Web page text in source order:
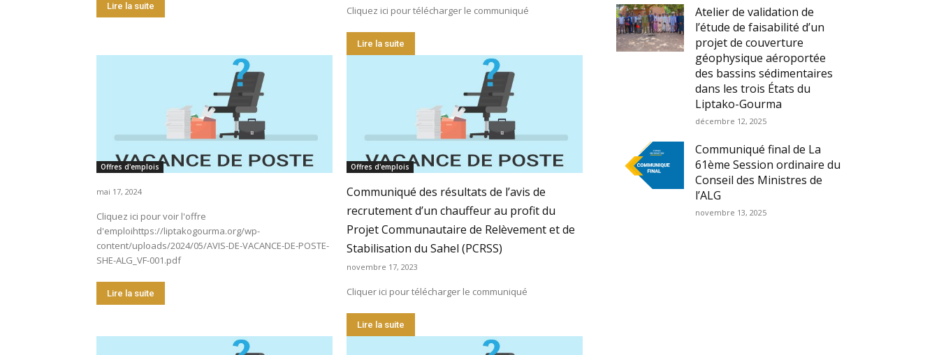
Lire la suite Cliquez ici pour télécharger le communiqué
Lire la suite
Offres d'emplois
mai 17, 2024
Cliquez ici pour voir l'offre
d'emploihttps://liptakogourma.org/wp-
content/uploads/2024/05/AVIS-DE-VACANCE-DE-POSTE-
SHE-ALG_VF-001.pdf
Lire la suite
Offres d'emplois
Communiqué des résultats de l’avis de
recrutement d’un chauffeur au profit du
Projet Communautaire de Relèvement et de
Stabilisation du Sahel (PCRSS)
novembre 17, 2023
Cliquer ici pour télécharger le communiqué
Lire la suite
Atelier de validation de
l’étude de faisabilité d’un
projet de couverture
géophysique aéroportée
des bassins sédimentaires
dans les trois États du
Liptako-Gourma
décembre 12, 2025
Communiqué final de La
61ème Session ordinaire du
Conseil des Ministres de
l’ALG
novembre 13, 2025